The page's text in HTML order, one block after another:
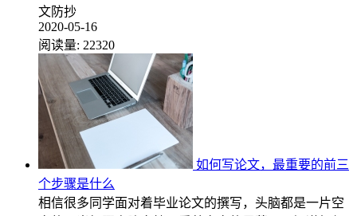
文防抄
2020-05-16
阅读量: 22320
如何写论文，最重要的前三
个步骤是什么
相信很多同学面对着毕业论文的撰写，头脑都是一片空